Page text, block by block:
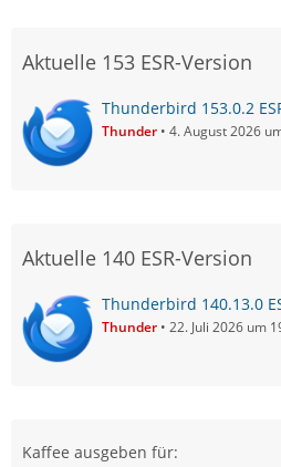
Aktuelle 153 ESR-Version
Thunderbird 153.0.2
Thunder 4. August 2026
Aktuelle 140 ESR-Version
Thunderbird 140.13.0
Thunder 22. Juli 2026 um
Kaffee ausgeben für: